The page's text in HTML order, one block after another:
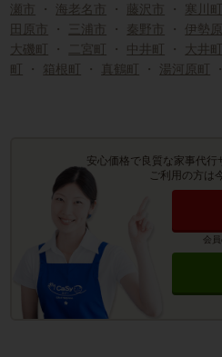
瀬市
・ 海老名市 ・ 藤沢市 ・ 寒川町
田原市
・ 三浦市 ・ 秦野市 ・ 伊勢原
大磯町 ・ 二宮町 ・ 中井町 ・ 大井町
町 ・ 箱根町 ・ 真鶴町 ・ 湯河原町
安心価格で良質な家事代行
ご利用の方は
会